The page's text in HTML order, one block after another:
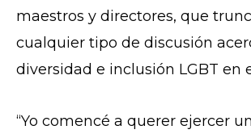
maestros y directores, que
cualquier tipo de discusión
diversidad e inclusión LGBT en
“Yo comencé a querer ejercer